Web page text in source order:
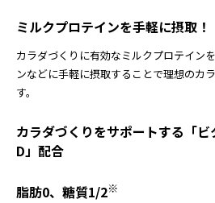
ミルクプロテインを手軽に摂取！
カラダづくりに有効なミルクプロテイン
ンなどに手軽に摂取することで理想のカ
す。
カラダづくりをサポートする「
D」配合
脂肪0、糖質1/2※